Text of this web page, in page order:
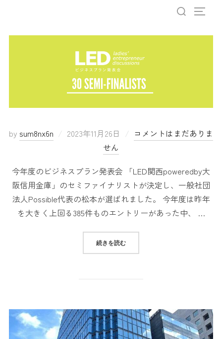
by sum8nx6n 2023年11月26日
コメントはまだありま
せん
今年度のビジネスプラン発表会 「LED関西poweredby大
阪信用金庫」のセミファイナリストが決定し、一般社団
法人Possible代表の松本が選ばれました。 今年度は昨年
を大きく上回る385件ものエントリーがあった中、 …
続きを読む